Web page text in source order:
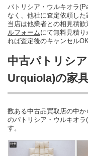
パトリシア・ウルキオラ
なく、他社に査定依頼した
当店は他業者との相見積歓
ルフォームにて無料見積
れば査定後のキャンセルOK
中古パトリシ
Urquiola)の家
数ある中古品買取店の中
のパトリシア・ウルキオ
す。